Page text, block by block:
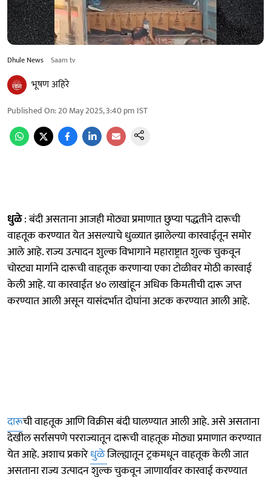
Dhule News Saam tv
भूषण अहिरे
Published On:20 May 2025, 3:40 pm IST
धुळे: बंदी असताना आजही मोठ्या प्रमाणात छुप्या पद्धतीने दारूची
वाहतूक करण्यात येत असल्याचे धुळ्यात झालेल्या कारवाईतून समोर
आले आहे. राज्य उत्पादन शुल्क विभागाने महाराष्ट्रात शुल्क चुकवून
चोरट्या मार्गाने दारूची वाहतूक करणाऱ्या एका टोळीवर मोठी कारवाई
केली आहे. या कारवाईत ४० लाखांहून अधिक किमतीची दारू जप्त
करण्यात आली असून यासंदर्भात दोघांना अटक करण्यात आली आहे.
दारूची वाहतूक आणि विक्रीस बंदी घालण्यात आली आहे. असे असताना
देखील सर्रासपणे परराज्यातून दारूची वाहतूक मोठ्या प्रमाणात करण्यात
येत आहे. अशाच प्रकारेधुळेजिल्ह्यातून ट्रकमधून वाहतूक केली जात
असताना राज्य उत्पादन शुल्क चुकवून जाणार्यावर कारवाई करण्यात